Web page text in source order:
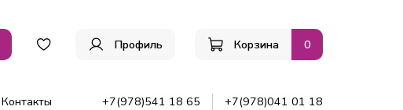
Профиль Корзина 0
Контакты +7(978)541 18 65 +7(978)041 01 18